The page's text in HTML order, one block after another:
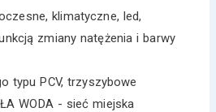
klimatyczne, led,
zmiany natężenia i barwy
typu PCV, trzyszybowe
WODA - sieć miejska